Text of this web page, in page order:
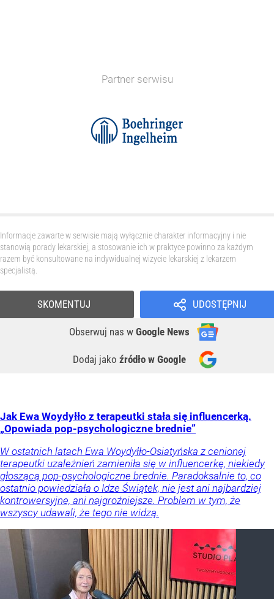
Partner serwisu
Informacje zawarte w serwisie mają wyłącznie charakter informacyjny i nie
stanowią porady lekarskiej, a stosowanie ich w praktyce powinno za każdym
razem być konsultowane na indywidualnej wizycie lekarskiej z lekarzem
specjalistą.
UDOSTĘPNIJ
Obserwuj nas w Google News
Dodaj jako źródło w Google
SKOMENTUJ
Jak Ewa Woydyłło z terapeutki stała się influencerką.
„Opowiada pop-psychologiczne brednie”
W ostatnich latach Ewa Woydyłło-Osiatyńska z cenionej
terapeutki uzależnień zamieniła się w influencerkę, niekiedy
głoszącą pop-psychologiczne brednie. Paradoksalnie to, co
ostatnio powiedziała o Idze Świątek, nie jest ani najbardziej
kontrowersyjne, ani najgroźniejsze. Problem w tym, że
wszyscy udawali, że tego nie widzą.